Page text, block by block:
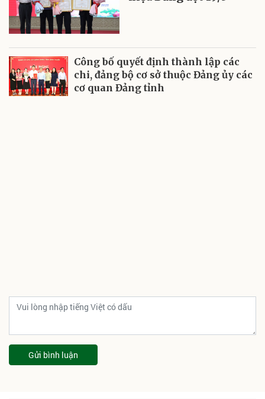
Công bố quyết định thành lập các
chi, đảng bộ cơ sở thuộc Đảng ủy các
cơ quan Đảng tỉnh
Gửi bình luận